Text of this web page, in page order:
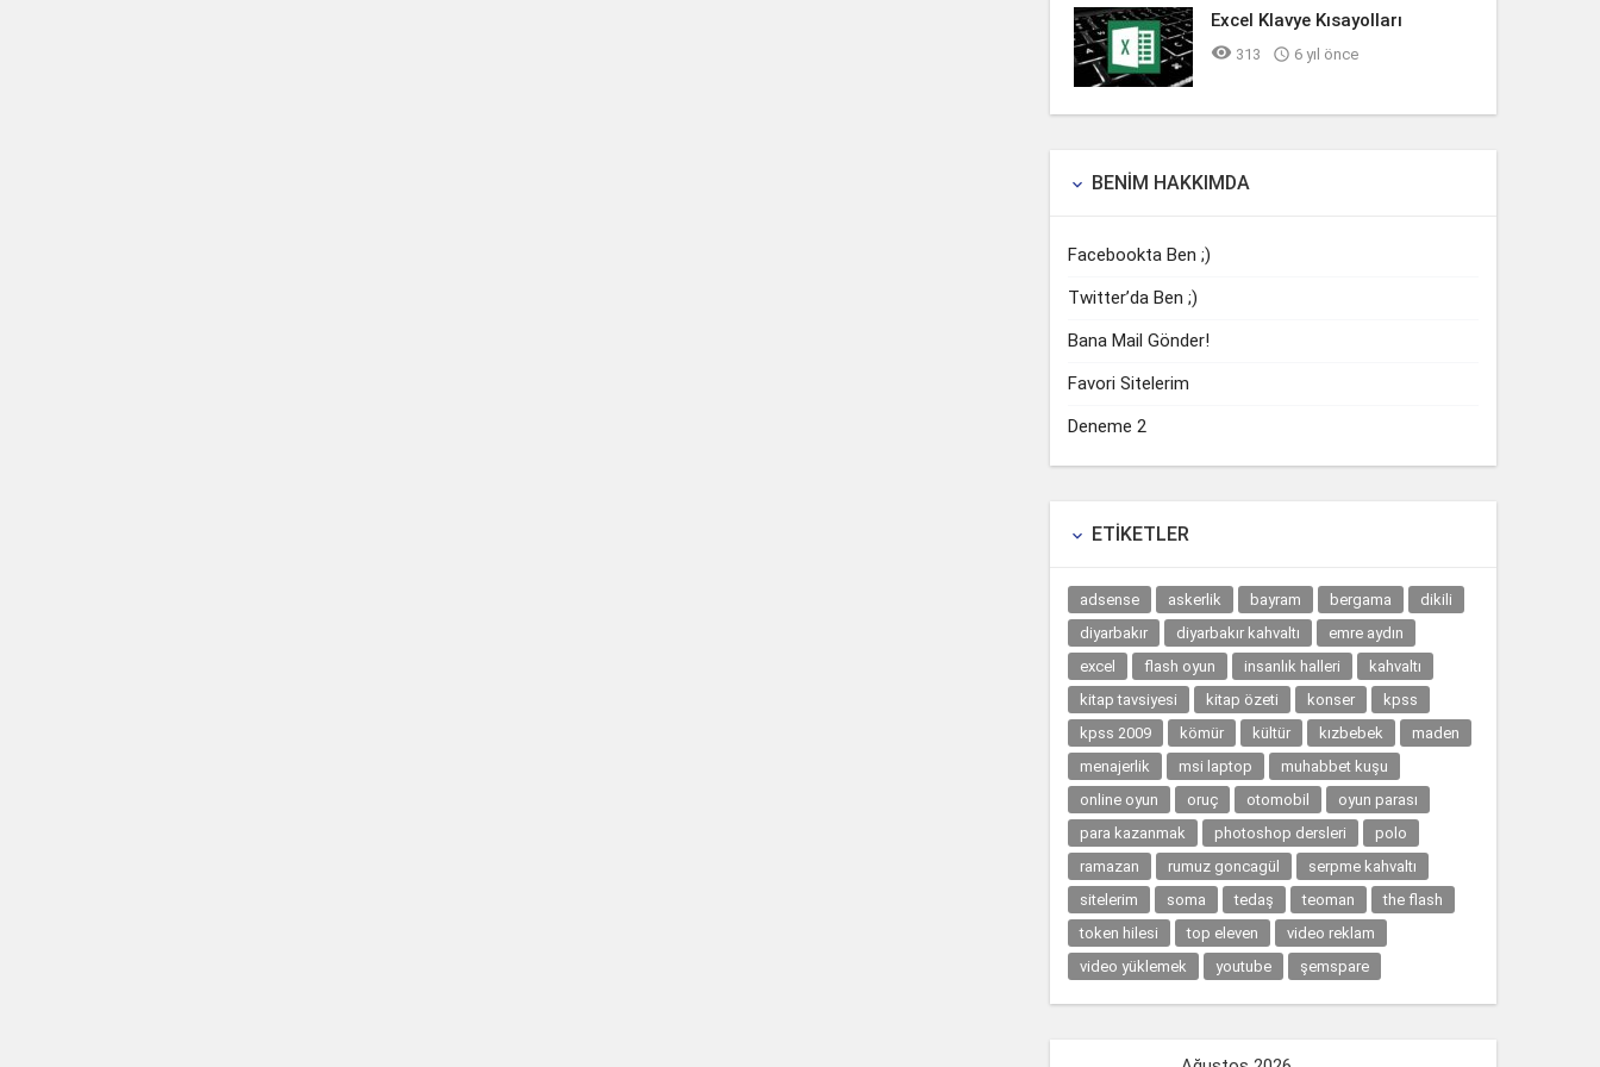
Excel Klavye Kısayolları
 313  6 yıl önce
 BENIM HAKKIMDA
Facebookta Ben ;)
Twitter’da Ben ;)
Bana Mail Gönder!
Favori Sitelerim
Deneme 2
 ETIKETLER
adsense askerlik bayram bergama
dikili
diyarbakır
diyarbakır kahvaltı
emre aydın
excel
flash oyun insanlık halleri
kahvaltı
kitap tavsiyesi
kitap özeti konser
kpss
kpss 2009
kömür kültür kızbebek
maden
menajerlik
msi laptop
muhabbet kuşu
online oyun
oruç otomobil
oyun parası
para kazanmak
photoshop dersleri
polo
ramazan
rumuz goncagül
serpme kahvaltı
sitelerim
soma tedaş teoman
the flash
token hilesi
top eleven
video reklam
video yüklemek
youtube şemspare